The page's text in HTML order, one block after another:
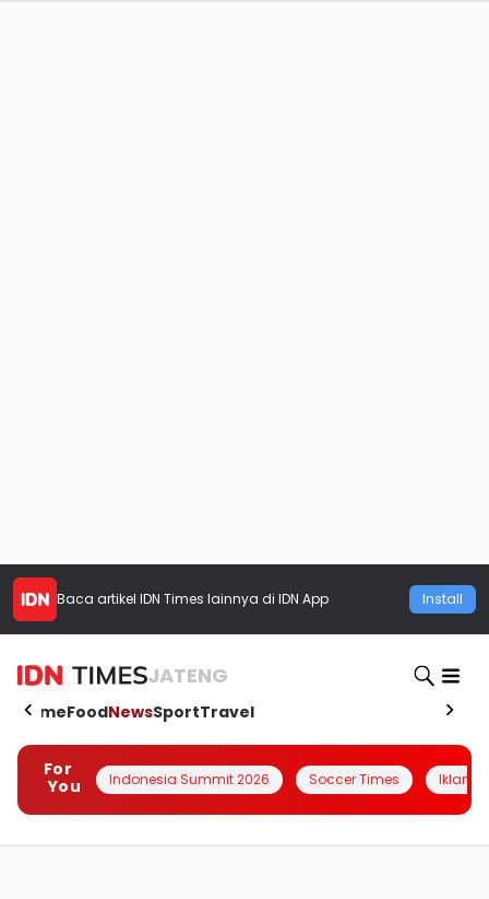
Baca artikel IDN Times lainnya di IDN App Install
JATENG
HomeFoodNewsSportTravel
For
You
Indonesia Summit 2026 Soccer Times Iklanin